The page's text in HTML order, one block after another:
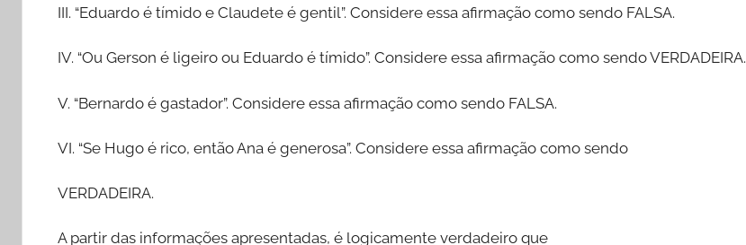
III. “Eduardo é tímido e Claudete é gentil”. Considere essa afirmação como sendo FALSA.
IV. “Ou Gerson é ligeiro ou Eduardo é tímido”. Considere essa afirmação como sendo VERDADEIRA.
V. “Bernardo é gastador”. Considere essa afirmação como sendo FALSA.
VI. “Se Hugo é rico, então Ana é generosa”. Considere essa afirmação como sendo
VERDADEIRA.
A partir das informações apresentadas, é logicamente verdadeiro que